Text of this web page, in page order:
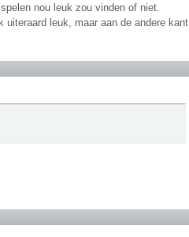
nou leuk zou vinden of niet.
leuk, maar aan de andere kant